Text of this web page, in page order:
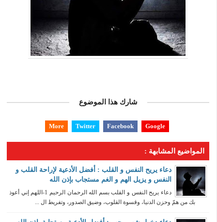
شارك هذا الموضوع
Google
Facebook
Twitter
More
المواضيع المشابهة :
دعاء يريح النفس و القلب : أفضل الأدعية لإراحة القلب و
النفس و يزيل الهم و الغم مستجاب بإذن الله
دعاء يريح النفس و القلب بسم الله الرحمان الرحيم 1-اللهم إني أعوذ
بك من همّ وحزن الدنيا، وقسوة القلوب، وضيق الصدور، وتفريط ال ...